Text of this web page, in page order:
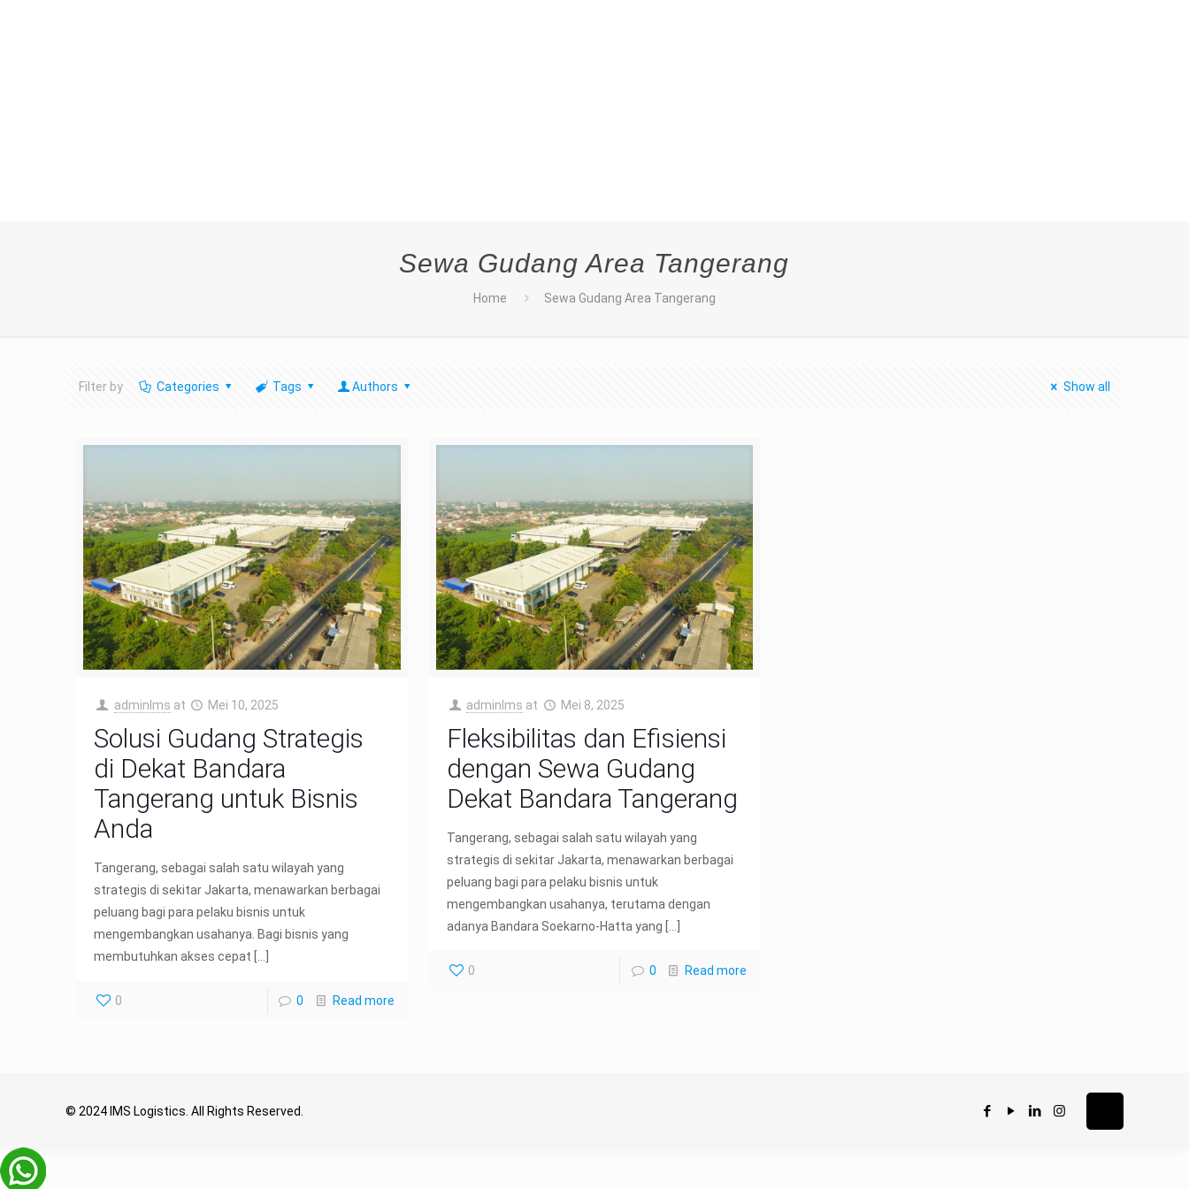
Sewa Gudang Area Tangerang
Home Sewa Gudang Area Tangerang
Filter by Categories Tags Authors Show all
adminIms at Mei 10, 2025
Solusi Gudang Strategis
di Dekat Bandara
Tangerang untuk Bisnis
Anda
Tangerang, sebagai salah satu wilayah yang
strategis di sekitar Jakarta, menawarkan berbagai
peluang bagi para pelaku bisnis untuk
mengembangkan usahanya. Bagi bisnis yang
membutuhkan akses cepat
0 0 Read more
adminIms at Mei 8, 2025
Fleksibilitas dan Efisiensi
dengan Sewa Gudang
Dekat Bandara Tangerang
Tangerang, sebagai salah satu wilayah yang
strategis di sekitar Jakarta, menawarkan berbagai
peluang bagi para pelaku bisnis untuk
mengembangkan usahanya, terutama dengan
adanya Bandara Soekarno-Hatta yang
0 0 Read more
© 2024 IMS Logistics. All Rights Reserved.